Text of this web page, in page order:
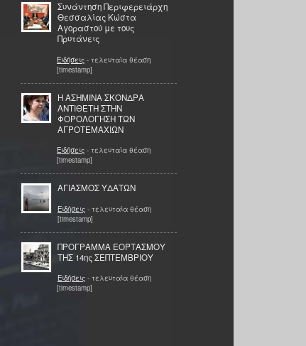
Συνάντηση Περιφερειάρχη
Θεσσαλίας Κώστα
Αγοραστού με τους
Πρυτάνεις
Ειδήσεις - τελευταία θέαση
[timestamp]
Η ΑΣΗΜΙΝΑ ΣΚΟΝΔΡΑ
ΑΝΤΙΘΕΤΗ ΣΤΗΝ
ΦΟΡΟΛΟΓΗΣΗ ΤΩΝ
ΑΓΡΟΤΕΜΑΧΙΩΝ
Ειδήσεις - τελευταία θέαση
[timestamp]
ΑΓΙΑΣΜΟΣ ΥΔΑΤΩΝ
Ειδήσεις - τελευταία θέαση
[timestamp]
ΠΡΟΓΡΑΜΜΑ ΕΟΡΤΑΣΜΟΥ
ΤΗΣ 14ης ΣΕΠΤΕΜΒΡΙΟΥ
Ειδήσεις - τελευταία θέαση
[timestamp]